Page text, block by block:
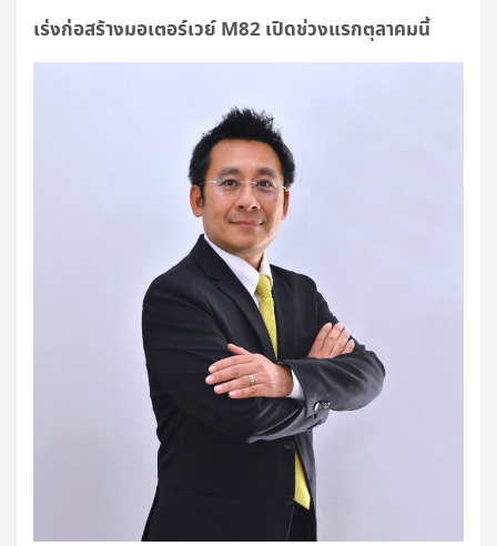
เร่งก่อสร้างมอเตอร์เวย์M82 เปิดช่วงแรกตุลาคมนี้